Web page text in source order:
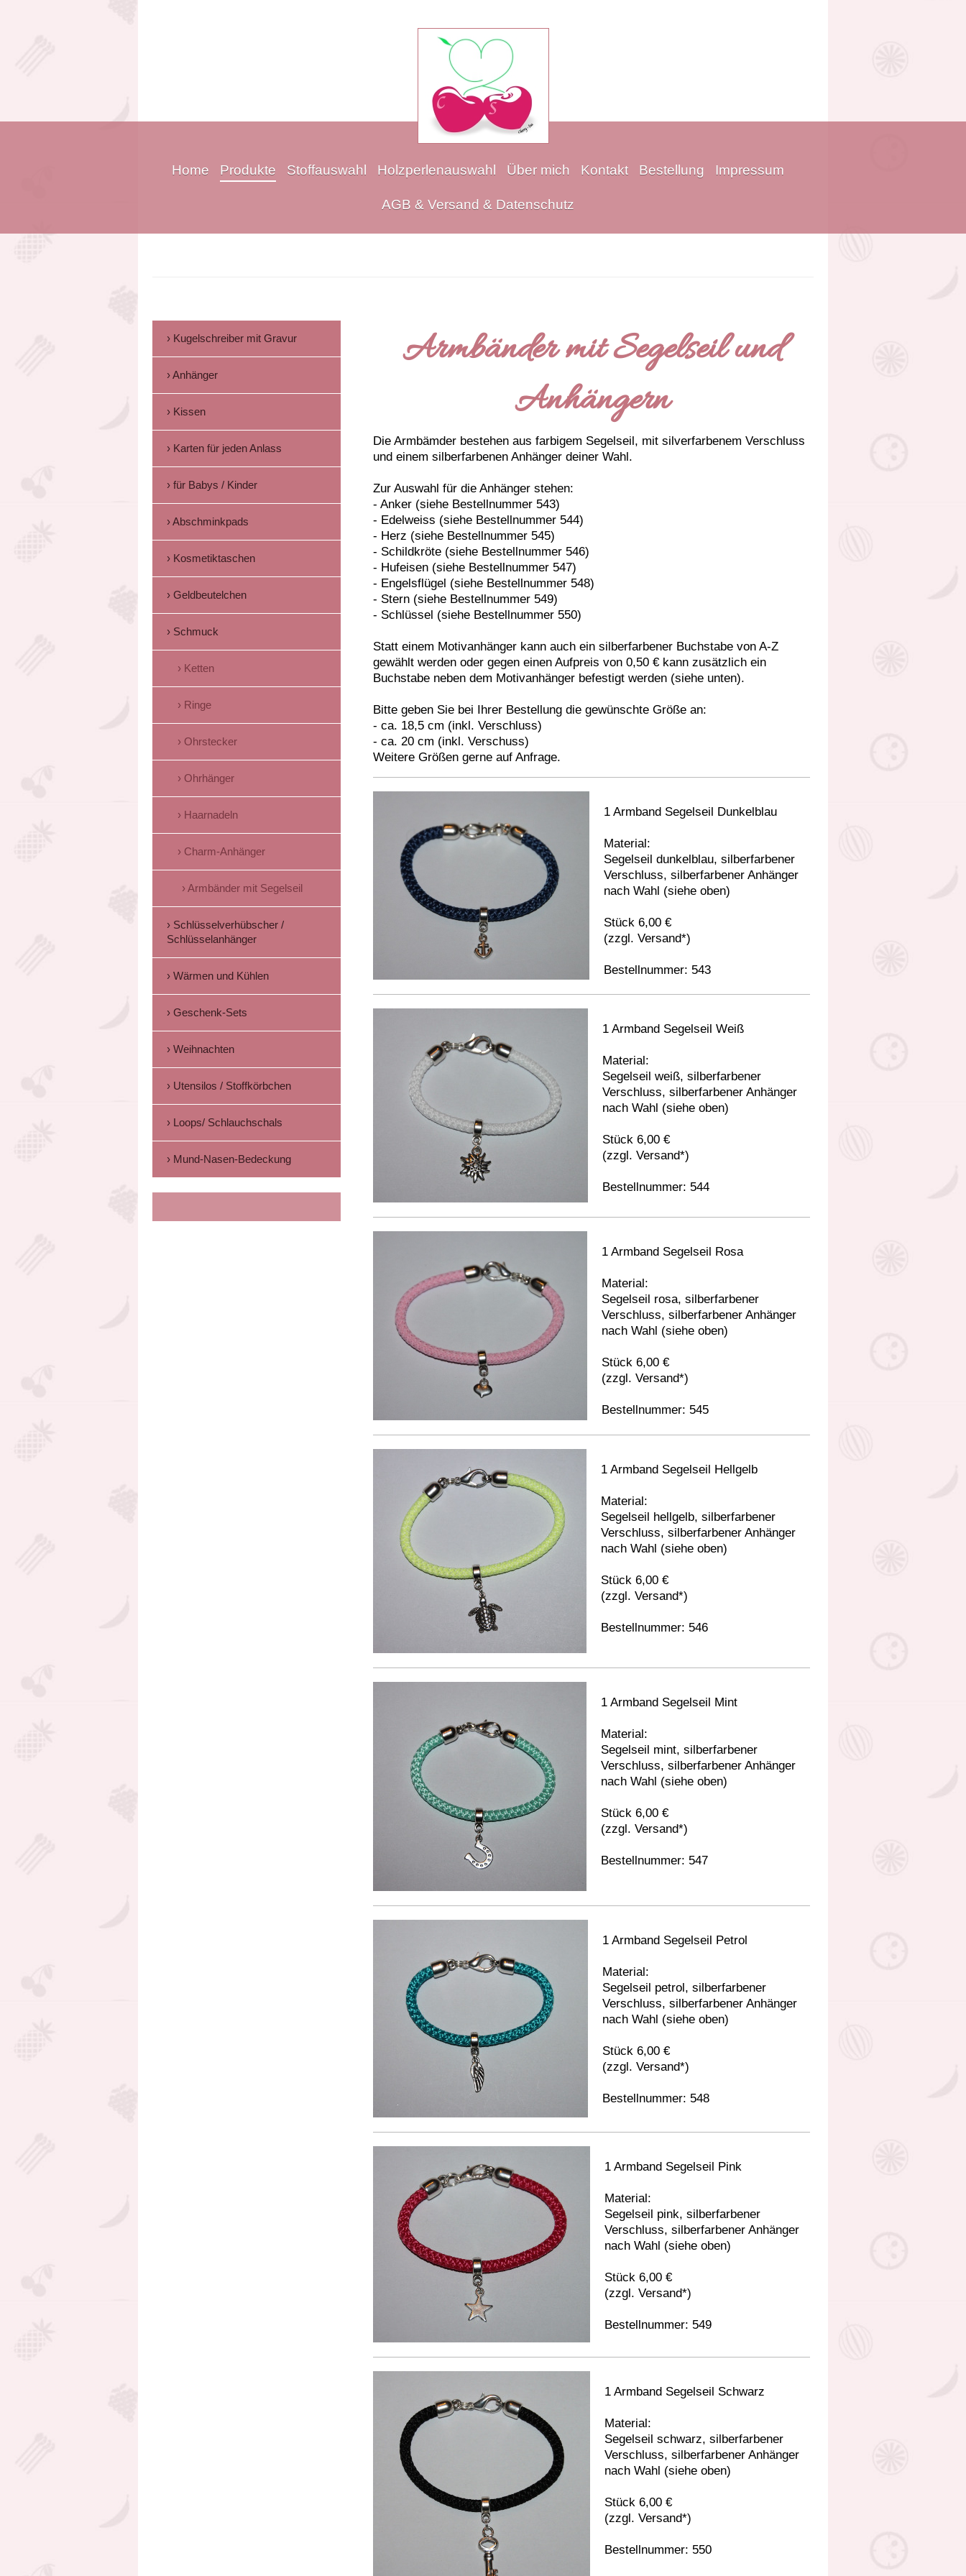
Home Produkte Stoffauswahl Holzperlenauswahl Über mich Kontakt Bestellung Impressum
AGB & Versand & Datenschutz
Armbänder mit Segelseil und
Anhängern
Die Armbämder bestehen aus farbigem Segelseil, mit silverfarbenem Verschluss
und einem silberfarbenen Anhänger deiner Wahl.
Zur Auswahl für die Anhänger stehen:
- Anker (siehe Bestellnummer 543)
- Edelweiss (siehe Bestellnummer 544)
- Herz (siehe Bestellnummer 545)
- Schildkröte (siehe Bestellnummer 546)
- Hufeisen (siehe Bestellnummer 547)
- Engelsflügel (siehe Bestellnummer 548)
- Stern (siehe Bestellnummer 549)
- Schlüssel (siehe Bestellnummer 550)
Statt einem Motivanhänger kann auch ein silberfarbener Buchstabe von A-Z
gewählt werden oder gegen einen Aufpreis von 0,50 € kann zusätzlich ein
Buchstabe neben dem Motivanhänger befestigt werden (siehe unten).
Bitte geben Sie bei Ihrer Bestellung die gewünschte Größe an:
- ca. 18,5 cm (inkl. Verschluss)
- ca. 20 cm (inkl. Verschuss)
Weitere Größen gerne auf Anfrage.
1 Armband Segelseil Dunkelblau
Material:
Segelseil dunkelblau, silberfarbener
Verschluss, silberfarbener Anhänger
nach Wahl (siehe oben)
Stück 6,00 €
(zzgl. Versand*)
Bestellnummer: 543
1 Armband Segelseil Weiß
Material:
Segelseil weiß, silberfarbener
Verschluss, silberfarbener Anhänger
nach Wahl (siehe oben)
Stück 6,00 €
(zzgl. Versand*)
Bestellnummer: 544
1 Armband Segelseil Rosa
Material:
Segelseil rosa, silberfarbener
Verschluss, silberfarbener Anhänger
nach Wahl (siehe oben)
Stück 6,00 €
(zzgl. Versand*)
Bestellnummer: 545
1 Armband Segelseil Hellgelb
Material:
Segelseil hellgelb, silberfarbener
Verschluss, silberfarbener Anhänger
nach Wahl (siehe oben)
Stück 6,00 €
(zzgl. Versand*)
Bestellnummer: 546
1 Armband Segelseil Mint
Material:
Segelseil mint, silberfarbener
Verschluss, silberfarbener Anhänger
nach Wahl (siehe oben)
Stück 6,00 €
(zzgl. Versand*)
Bestellnummer: 547
1 Armband Segelseil Petrol
Material:
Segelseil petrol, silberfarbener
Verschluss, silberfarbener Anhänger
nach Wahl (siehe oben)
Stück 6,00 €
(zzgl. Versand*)
Bestellnummer: 548
1 Armband Segelseil Pink
Material:
Segelseil pink, silberfarbener
Verschluss, silberfarbener Anhänger
nach Wahl (siehe oben)
Stück 6,00 €
(zzgl. Versand*)
Bestellnummer: 549
1 Armband Segelseil Schwarz
Material:
Segelseil schwarz, silberfarbener
Verschluss, silberfarbener Anhänger
nach Wahl (siehe oben)
Stück 6,00 €
(zzgl. Versand*)
Bestellnummer: 550
Kugelschreiber mit Gravur
Anhänger
Kissen
Karten für jeden Anlass
für Babys / Kinder
Abschminkpads
Kosmetiktaschen
Geldbeutelchen
Schmuck
Ketten
Ringe
Ohrstecker
Ohrhänger
Haarnadeln
Charm-Anhänger
Armbänder mit Segelseil
Schlüsselverhübscher /
Schlüsselanhänger
Wärmen und Kühlen
Geschenk-Sets
Weihnachten
Utensilos / Stoffkörbchen
Loops/ Schlauchschals
Mund-Nasen-Bedeckung